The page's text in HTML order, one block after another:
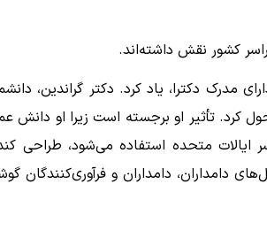
کشور نقش داشته‌اند.
مدرک دکترا، یاد کرد. دکتر گراندین،
کرد. تأثیر او برجسته است زیرا او دانش
ایالات متحده استفاده می‌شود، طراحی
دامداران، دامداران و فرآوری‌کنندگان